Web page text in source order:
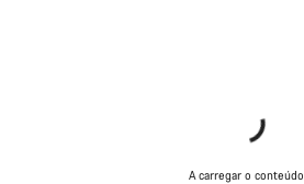
A carregar o conteúdo